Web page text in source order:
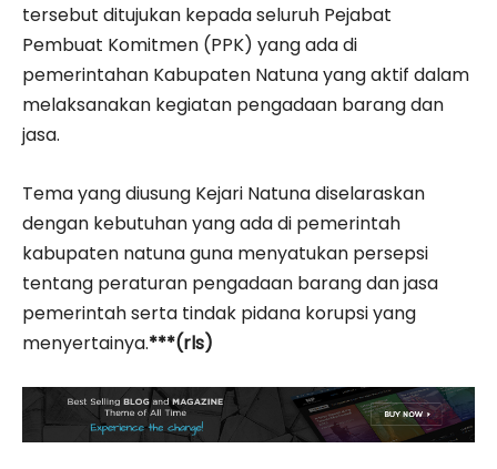
tersebut ditujukan kepada seluruh Pejabat
Pembuat Komitmen (PPK) yang ada di
pemerintahan Kabupaten Natuna yang aktif dalam
melaksanakan kegiatan pengadaan barang dan
jasa.
Tema yang diusung Kejari Natuna diselaraskan
dengan kebutuhan yang ada di pemerintah
kabupaten natuna guna menyatukan persepsi
tentang peraturan pengadaan barang dan jasa
pemerintah serta tindak pidana korupsi yang
menyertainya.***(rls)